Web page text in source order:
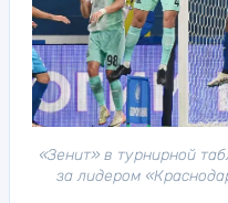
«Зенит» в турнирной
за лидером